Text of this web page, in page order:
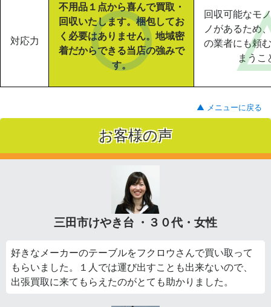
対応力
不用品１点から喜んで買取・
回収いたします。梱包してお
く必要はありません。地域密
着だからできる当店の強みで
す。
回収可能なモ
ノがあるため
の業者にも頼
まうこ
▲ メニューに戻る
お客様の声
三田市けやき台 ・３０代・女性
好きなメーカーのテーブルをフクロウさんで買い取って
もらいました。１人では運び出すことも出来ないので、
出張買取に来てもらえたのがとても助かりました。